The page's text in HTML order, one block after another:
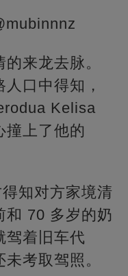
来龙去脉。
口中得知，
Kelisa
撞上了他的
知对方家境清
和 70 多岁的奶
驾着旧车代
考取驾照。